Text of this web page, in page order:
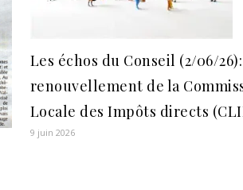
Les échos du Conseil (2/06/26):
renouvellement de la
Locale des Impôts directs
9 juin 2026